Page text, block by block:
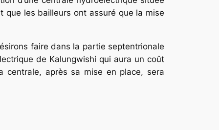
que les bailleurs ont assuré que la mise
faire dans la partie septentrionale
de Kalungwishi qui aura un coût
centrale, après sa mise en place, sera